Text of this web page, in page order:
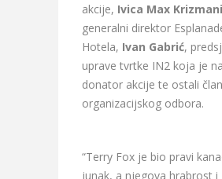
akcije, Ivica Max
generalni direktor
Hotela, Ivan Gabrić,
uprave tvrtke IN2 koja je
donator akcije te ostali
organizacijskog odbora.
“Terry Fox je bio pravi
junak, a njegova hrabrost i